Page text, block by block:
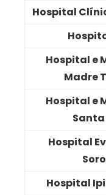
Hospital
Hospital e
Madre
Hospital e
Hospital
Hospital